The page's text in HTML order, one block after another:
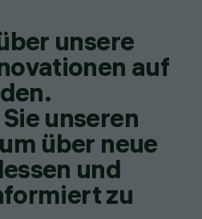
unsere
auf
unseren
über neue
und
zu